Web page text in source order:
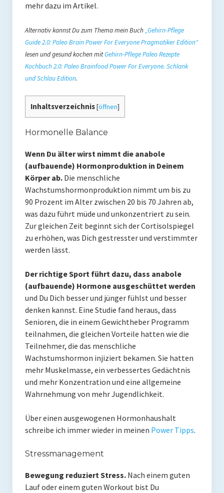
Frühstück
Gemüse
Getränke und Smoothies
Hauptgerichte
Innereien
Kosmetik
Mit Ei
Salate
Snacks
Suppen
Ebooks To Go
Podcasts
Produkttest
Rezension
Gastautor werden
Zunehmen mit Paleo
Paleo Gehirn-Pflege Guide
Gehirn-Pflege Kochbuch
mehr dazu im Artikel.
Alternativ kannst Du zum Thema mein Buch„Gehirn-Pflege
Guide 2.0: Paleo Brain Power For Everyone Pragmatiker Edition“
lesen und gesund kochen mitGehirn-Pflege Paleo Rezepte
Kochbuch 2.0: Paleo Brainfood Power For Everyone. Schlank
und Schlau Edition.
Inhaltsverzeichnis[öffnen]
Hormonelle Balance
Wenn Du älter wirst nimmt die anabole
(aufbauende) Hormonproduktion in Deinem
Körper ab.Die menschliche
Wachstumshormonproduktion nimmt um bis zu
90 Prozent im Alter zwischen 20 bis 70 Jahren ab,
was dazu führt müde und unkonzentriert zu sein.
Zur gleichen Zeit beginnt sich der Cortisolspiegel
zu erhöhen, was Dich gestresster und verstimmter
werden lässt.
Der richtige Sport führt dazu, dass anabole
(aufbauende) Hormone ausgeschüttet werden
und Du Dich besser und jünger fühlst und besser
denken kannst. Eine Studie fand heraus, dass
Senioren, die in einem Gewichtheber Programm
teilnahmen, die gleichen Vorteile hatten wie die
Teilnehmer, die das menschliche
Wachstumshormon injiziert bekamen. Sie hatten
mehr Muskelmasse, ein verbessertes Gedächtnis
und mehr Konzentration und eine allgemeine
Wahrnehmung von mehr Jugendlichkeit.
Über einen ausgewogenen Hormonhaushalt
schreibe ich immer wieder in meinen Power Tipps.
Stressmanagement
Bewegung reduziert Stress.Nach einem guten
Lauf oder einem guten Workout bist Du